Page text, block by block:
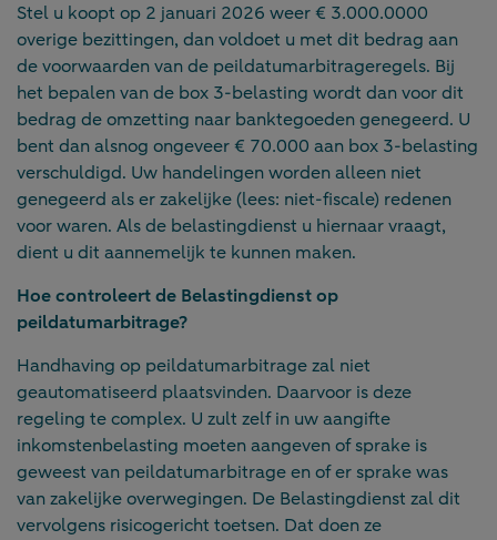
Stel u koopt op 2 januari 2026 weer € 3.000.0000
overige bezittingen, dan voldoet u met dit bedrag aan
de voorwaarden van de peildatumarbitrageregels. Bij
het bepalen van de box 3-belasting wordt dan voor dit
bedrag de omzetting naar banktegoeden genegeerd. U
bent dan alsnog ongeveer € 70.000 aan box 3-belasting
verschuldigd. Uw handelingen worden alleen niet
genegeerd als er zakelijke (lees: niet-fiscale) redenen
voor waren. Als de belastingdienst u hiernaar vraagt,
dient u dit aannemelijk te kunnen maken.
Hoe controleert de Belastingdienst op
peildatumarbitrage?
Handhaving op peildatumarbitrage zal niet
geautomatiseerd plaatsvinden. Daarvoor is deze
regeling te complex. U zult zelf in uw aangifte
inkomstenbelasting moeten aangeven of sprake is
geweest van peildatumarbitrage en of er sprake was
van zakelijke overwegingen. De Belastingdienst zal dit
vervolgens risicogericht toetsen. Dat doen ze